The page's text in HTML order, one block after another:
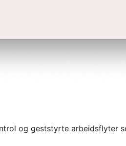
og geststyrte arbeidsflyter